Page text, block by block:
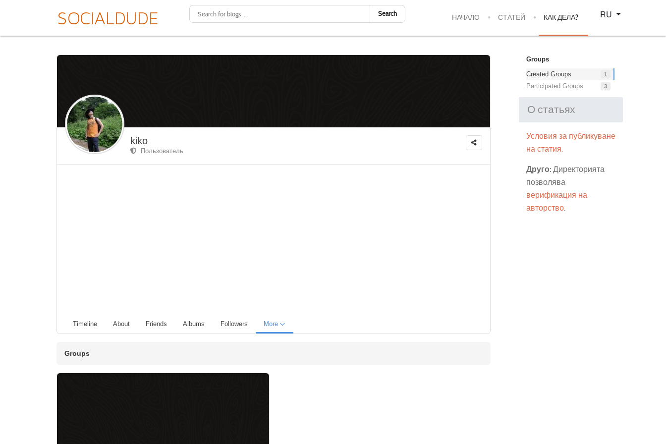
Search НАЧАЛО СТАТЕЙ КАК ДЕЛА?
Select your language
RU
kiko
Пользователь
Timeline About Friends Albums Followers More
Groups
Groups
Created Groups
1
Participated Groups 3
О статьях
Условия за публикуване
на статия.
Друго: Директорията
позволява
верификация на
авторство.